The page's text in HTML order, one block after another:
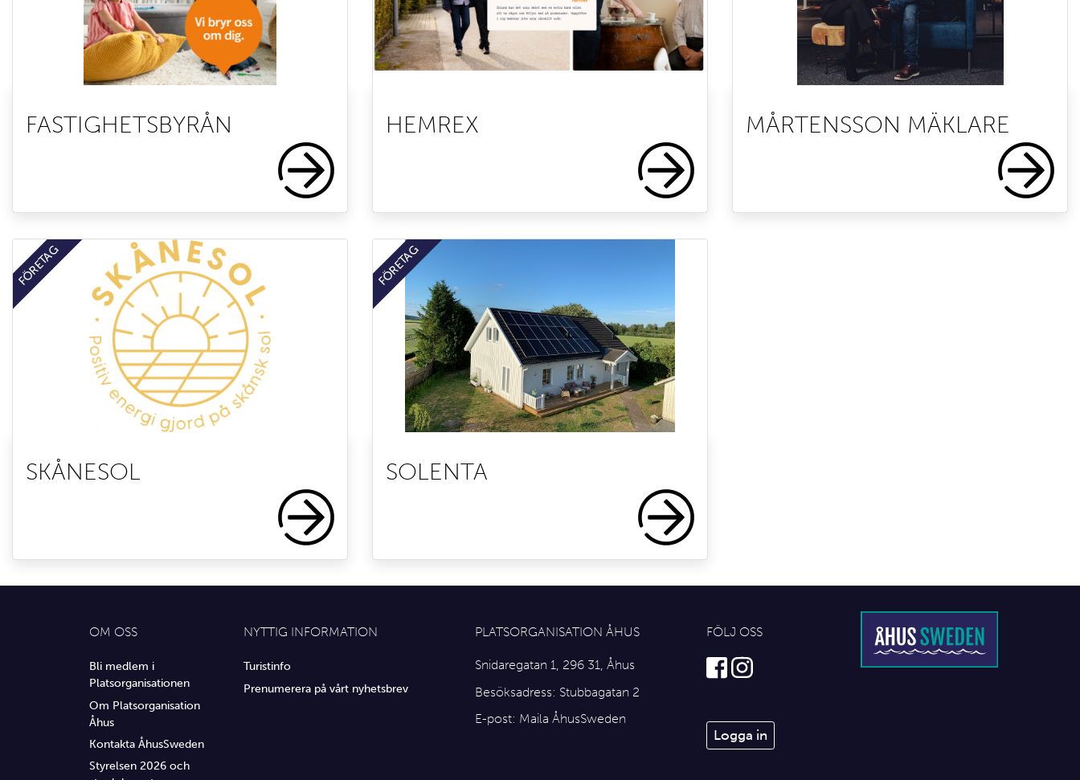
FASTIGHETSBYRÅN HEMREX MÅRTENSSON MÄKLARE
FÖRETAG
SKÅNESOL
FÖRETAG
SOLENTA
OM OSS
Bli medlem i
Platsorganisationen
Om Platsorganisation
Åhus
Kontakta ÅhusSweden
Styrelsen 2026 och
NYTTIG INFORMATION
Turistinfo
Prenumerera på vårt nyhetsbrev
PLATSORGANISATION ÅHUS
Snidaregatan 1, 296 31, Åhus
Besöksadress: Stubbagatan 2
E-post: Maila ÅhusSweden
FÖLJ OSS
Logga in